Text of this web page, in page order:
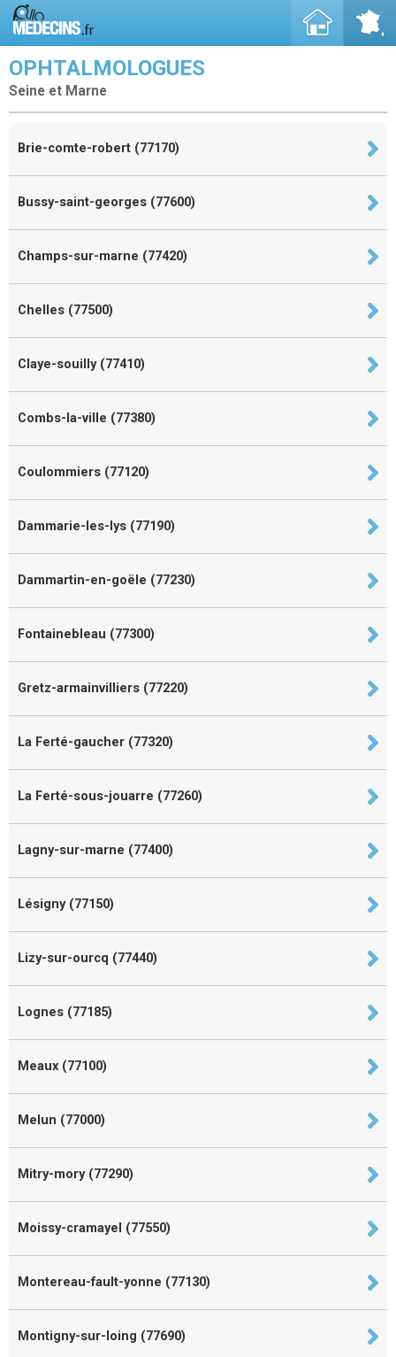
OPHTALMOLOGUES
Seine et Marne
Brie-comte-robert (77170)
Bussy-saint-georges (77600)
Champs-sur-marne (77420)
Chelles (77500)
Claye-souilly (77410)
Combs-la-ville (77380)
Coulommiers (77120)
Dammarie-les-lys (77190)
Dammartin-en-goële (77230)
Fontainebleau (77300)
Gretz-armainvilliers (77220)
La Ferté-gaucher (77320)
La Ferté-sous-jouarre (77260)
Lagny-sur-marne (77400)
Lésigny (77150)
Lizy-sur-ourcq (77440)
Lognes (77185)
Meaux (77100)
Melun (77000)
Mitry-mory (77290)
Moissy-cramayel (77550)
Montereau-fault-yonne (77130)
Montigny-sur-loing (77690)